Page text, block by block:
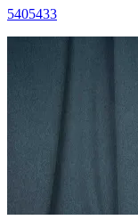
5405433